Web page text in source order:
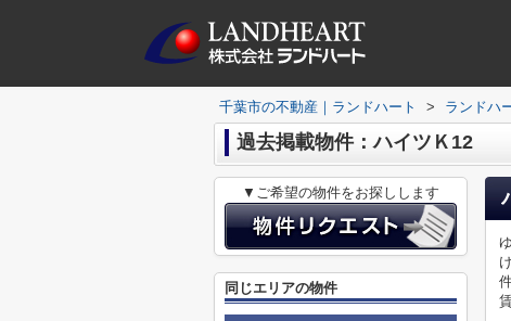
千葉市の不動産｜ランドハート > ランドハ
過去掲載物件：ハイツＫ12
▼ご希望の物件をお探しします
同じエリアの物件